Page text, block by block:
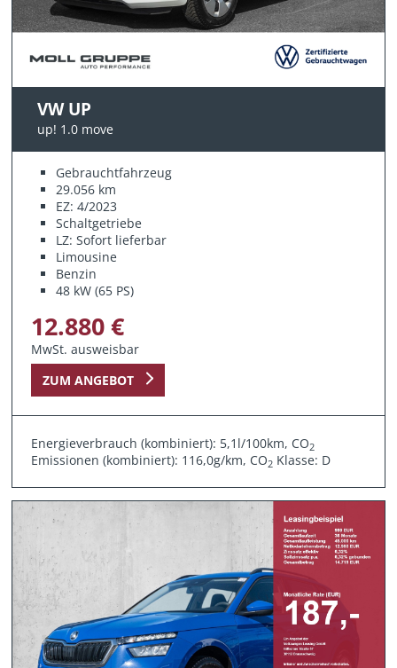
VW UP
up! 1.0 move
Gebrauchtfahrzeug
29.056 km
EZ: 4/2023
Schaltgetriebe
LZ: Sofort lieferbar
Limousine
Benzin
48 kW (65 PS)
12.880 €
MwSt. ausweisbar
ZUM ANGEBOT
Energieverbrauch (kombiniert): 5,1l/100km, CO2
Emissionen (kombiniert): 116,0g/km, CO2 Klasse: D